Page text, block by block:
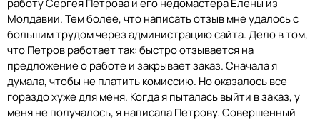
работу Сергея Петрова и его недомастера Елены из
Молдавии. Тем более, что написать отзыв мне удалось с
большим трудом через администрацию сайта. Дело в том,
что Петров работает так: быстро отзывается на
предложение о работе и закрывает заказ. Сначала я
думала, чтобы не платить комиссию. Но оказалось все
гораздо хуже для меня. Когда я пыталась выйти в заказ, у
меня не получалось, я написала Петрову. Совершенный